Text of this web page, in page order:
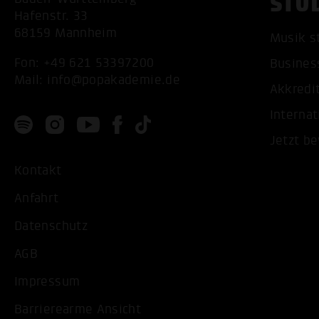
Hafenstr. 33
68159 Mannheim
Fon: +49 621 53397200
Mail: info@popakademie.de
Kontakt
Anfahrt
Datenschutz
AGB
Impressum
Barrierearme Ansicht
Musik
Jetzt